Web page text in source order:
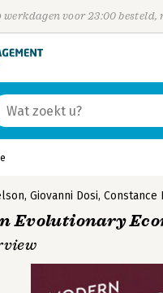
werkdagen voor 23:00 besteld,
, Giovanni Dosi, Constance
Evolutionary